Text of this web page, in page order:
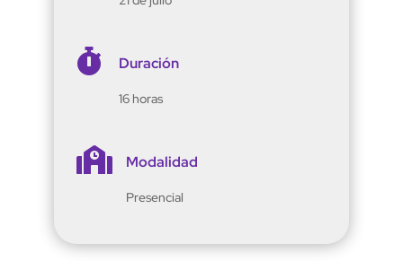
 Duración
16 horas
 Modalidad
Presencial